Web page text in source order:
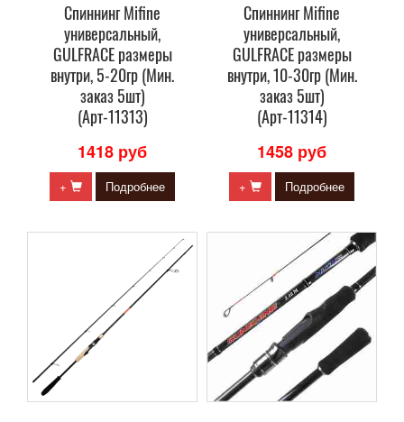
Спиннинг Mifine
универсальный,
GULFRACE размеры
внутри, 5-20гр (Мин.
заказ 5шт)
(Арт-11313)
1418 руб
+ Подробнее
Спиннинг Mifine
универсальный,
GULFRACE размеры
внутри, 10-30гр (Мин.
заказ 5шт)
(Арт-11314)
1458 руб
+ Подробнее